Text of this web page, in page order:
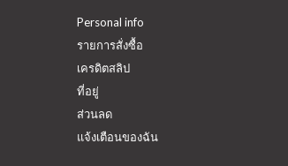
Personal info
รายการสั่งซื้อ
เครดิตสลิป
ที่อยู่
ส่วนลด
แจ้งเตือนของฉัน